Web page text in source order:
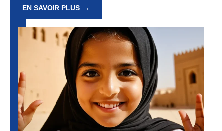
EN SAVOIR PLUS